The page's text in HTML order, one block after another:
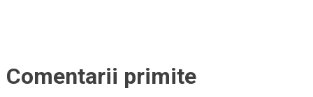
Comentarii primite